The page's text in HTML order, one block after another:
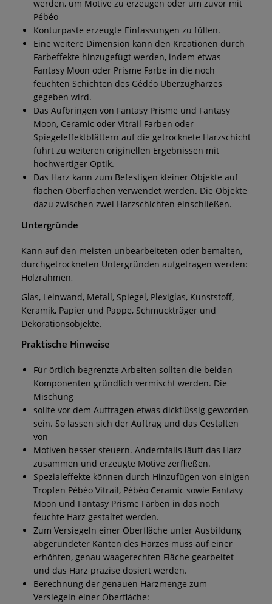
werden, um Motive zu erzeugen oder um zuvor mit
Pébéo
Konturpaste erzeugte Einfassungen zu füllen.
Eine weitere Dimension kann den Kreationen durch
Farbeffekte hinzugefügt werden, indem etwas
Fantasy Moon oder Prisme Farbe in die noch
feuchten Schichten des Gédéo Überzugharzes
gegeben wird.
Das Aufbringen von Fantasy Prisme und Fantasy
Moon, Ceramic oder Vitrail Farben oder
Spiegeleffektblättern auf die getrocknete Harzschicht
führt zu weiteren originellen Ergebnissen mit
hochwertiger Optik.
Das Harz kann zum Befestigen kleiner Objekte auf
flachen Oberflächen verwendet werden. Die Objekte
dazu zwischen zwei Harzschichten einschließen.
Untergründe
Kann auf den meisten unbearbeiteten oder bemalten,
durchgetrockneten Untergründen aufgetragen werden:
Holzrahmen,
Glas, Leinwand, Metall, Spiegel, Plexiglas, Kunststoff,
Keramik, Papier und Pappe, Schmuckträger und
Dekorationsobjekte.
Praktische Hinweise
Für örtlich begrenzte Arbeiten sollten die beiden
Komponenten gründlich vermischt werden. Die
Mischung
sollte vor dem Auftragen etwas dickflüssig geworden
sein. So lassen sich der Auftrag und das Gestalten
von
Motiven besser steuern. Andernfalls läuft das Harz
zusammen und erzeugte Motive zerfließen.
Spezialeffekte können durch Hinzufügen von einigen
Tropfen Pébéo Vitrail, Pébéo Ceramic sowie Fantasy
Moon und Fantasy Prisme Farben in das noch
feuchte Harz gestaltet werden.
Zum Versiegeln einer Oberfläche unter Ausbildung
abgerundeter Kanten des Harzes muss auf einer
erhöhten, genau waagerechten Fläche gearbeitet
und das Harz präzise dosiert werden.
Berechnung der genauen Harzmenge zum
Versiegeln einer Oberfläche: